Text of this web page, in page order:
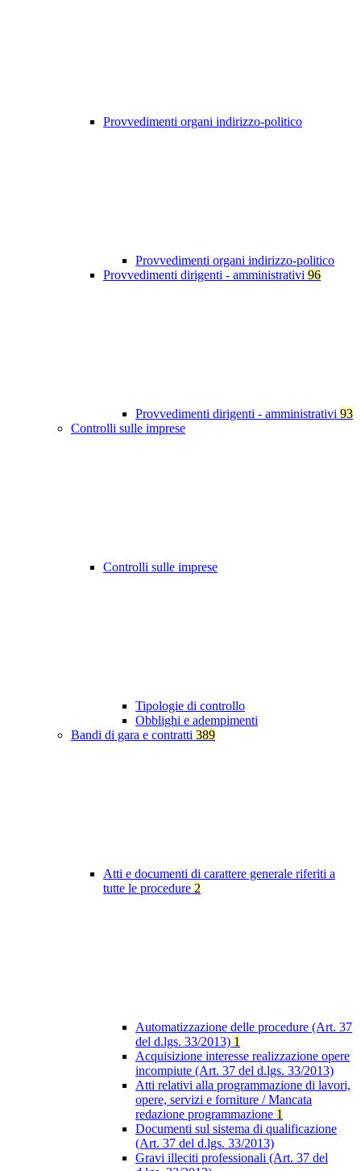
Provvedimenti organi indirizzo-politico
Provvedimenti organi indirizzo-politico
Provvedimenti dirigenti - amministrativi 96
Provvedimenti dirigenti - amministrativi 93
Controlli sulle imprese
Controlli sulle imprese
Tipologie di controllo
Obblighi e adempimenti
Bandi di gara e contratti 389
Atti e documenti di carattere generale riferiti a
tutte le procedure 2
Automatizzazione delle procedure (Art. 37
del d.lgs. 33/2013) 1
Acquisizione interesse realizzazione opere
incompiute (Art. 37 del d.lgs. 33/2013)
Atti relativi alla programmazione di lavori,
opere, servizi e forniture / Mancata
redazione programmazione 1
Documenti sul sistema di qualificazione
(Art. 37 del d.lgs. 33/2013)
Gravi illeciti professionali (Art. 37 del